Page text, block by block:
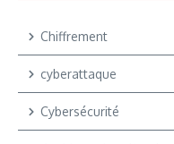
Chiffrement
cyberattaque
Cybersécurité